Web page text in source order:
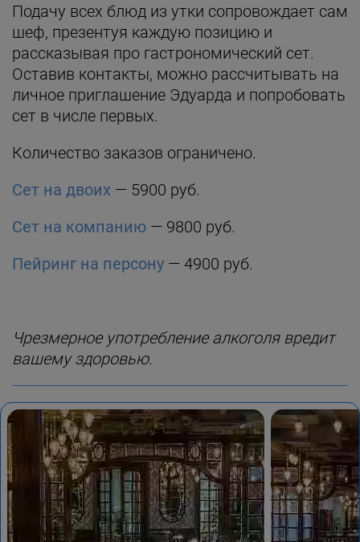
Подачу всех блюд из утки сопровождает сам
шеф, презентуя каждую позицию и
рассказывая про гастрономический сет.
Оставив контакты, можно рассчитывать на
личное приглашение Эдуарда и попробовать
сет в числе первых.
Количество заказов ограничено.
Сет на двоих — 5900 руб.
Сет на компанию — 9800 руб.
Пейринг на персону — 4900 руб.
Чрезмерное употребление алкоголя вредит
вашему здоровью.